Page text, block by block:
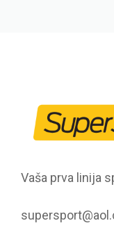
Vaša prva linija